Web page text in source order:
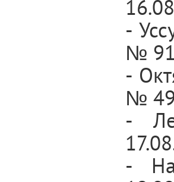
-
№
-
№
-
-